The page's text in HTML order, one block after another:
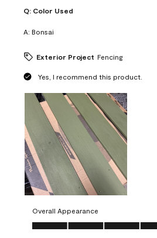
Q: Color Used
A: Bonsai
Exterior Project Fencing
Yes, I recommend this product.
Overall Appearance
Overall Appearance, 5.0 out of 5